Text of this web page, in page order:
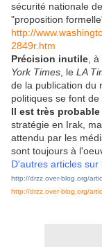
sécurité nationale
"proposition
http://
2849r.htm
Précision inutile ,
York Times , le LA
de la publication du
politiques se font de
Il est très probable
stratégie en Irak,
attendu par les
sont toujours à
D'autres articles
http://drzz.over-blog.org/
http://drzz.over-blog.org/